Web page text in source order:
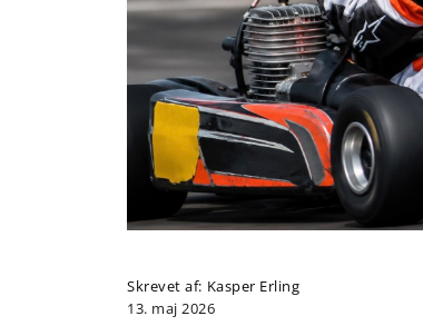
Skrevet af: Kasper Erling
13. maj 2026